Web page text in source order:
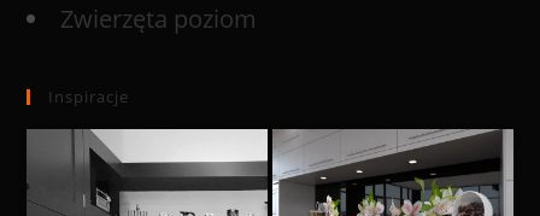
Zwierzęta poziom
Inspiracje